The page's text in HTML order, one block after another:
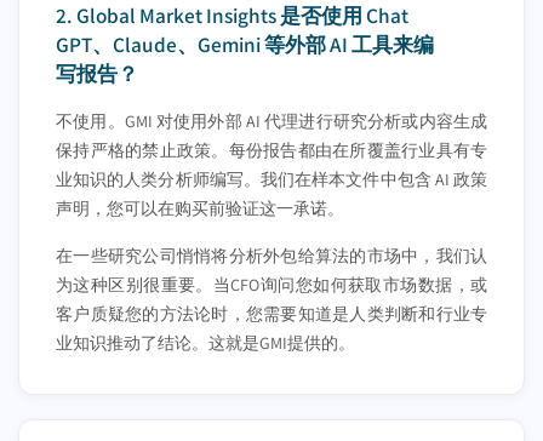
2.Global Market Insights 是否使用 Chat
GPT、Claude、Gemini 等外部 AI 工具来编
写报告？
不使用。GMI 对使用外部 AI 代理进行研究分析或内容生成
保持严格的禁止政策。每份报告都由在所覆盖行业具有专
业知识的人类分析师编写。我们在样本文件中包含 AI 政策
声明，您可以在购买前验证这一承诺。
在一些研究公司悄悄将分析外包给算法的市场中，我们认
为这种区别很重要。当CFO询问您如何获取市场数据，或
客户质疑您的方法论时，您需要知道是人类判断和行业专
业知识推动了结论。这就是GMI提供的。